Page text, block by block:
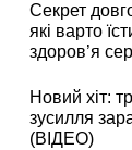
Секрет
які варто
здоров’я
Новий хіт:
зусилля
(ВІДЕО)